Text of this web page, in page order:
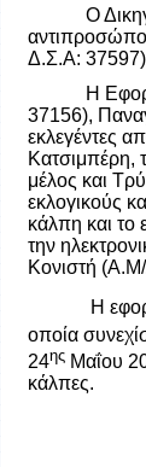
Ο
Δ.Σ.Α: 37597)
Η
37156),
εκλεγέντες
Κατσιμπέρη,
μέλος και
εκλογικούς
κάλπη και το
την
Κονιστή
Η
οποία
24ης Μαΐου
κάλπες.